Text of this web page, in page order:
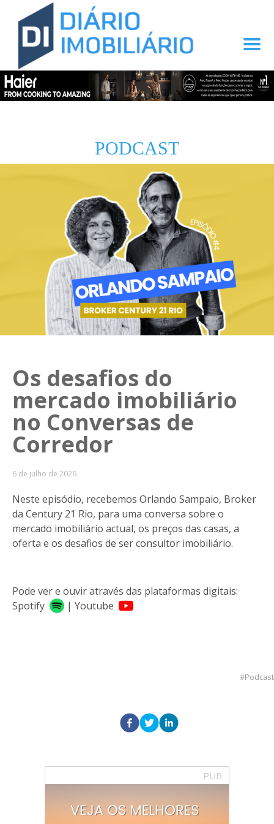
PODCAST
Os desafios do
mercado imobiliário
no Conversas de
Corredor
6 de julho de 2026
Neste episódio, recebemos Orlando Sampaio, Broker
da Century 21 Rio, para uma conversa sobre o
mercado imobiliário actual, os preços das casas, a
oferta e os desafios de ser consultor imobiliário.
Pode ver e ouvir através das plataformas digitais:
Spotify
| Youtube
Podcast
PUB